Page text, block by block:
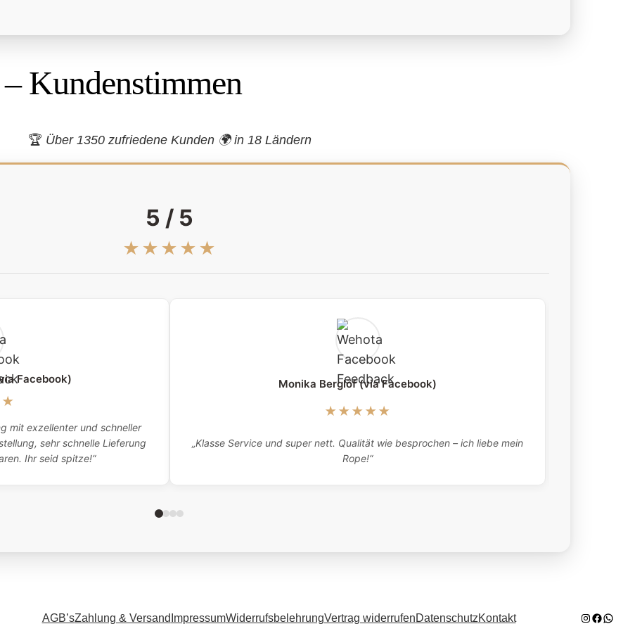
Kundenstimmen
🏆 Über 1350 zufriedene Kunden 🌍 in 18 Ländern
5 / 5
★★★★★
Facebook)
mit exzellenter und schneller
sehr schnelle Lieferung
Ihr seid spitze!“
Monika Berglöf (via Facebook)
★★★★★
„Klasse Service und super nett. Qualität wie besprochen – ich liebe mein
Rope!“
AGB’sZahlung & Versand ImpressumWiderrufsbelehrungVertrag widerrufenDatenschutzKontakt Instagram
Facebook